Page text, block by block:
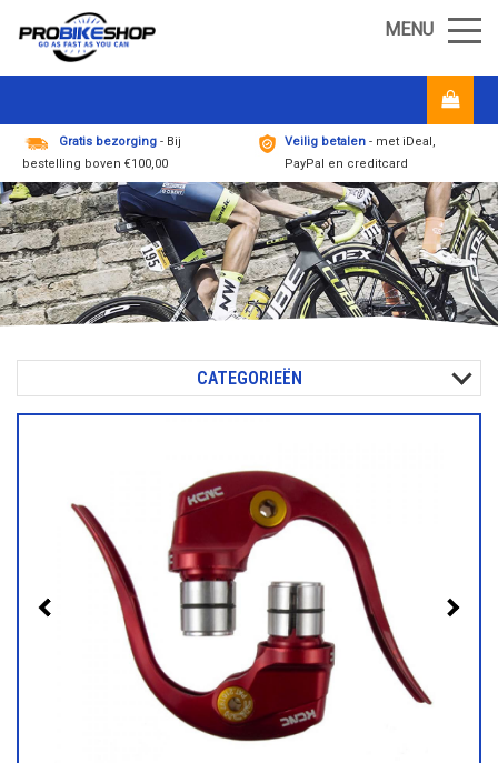
MENU
Gratis bezorging - Bij
bestelling boven €100,00
Veilig betalen - met iDeal,
PayPal en creditcard
CATEGORIEËN